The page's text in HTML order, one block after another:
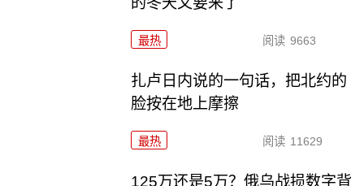
最热 阅读 9663
扎卢日内说的一句话，把北约的
脸按在地上摩擦
最热 阅读 11629
125万还是5万？俄乌战损数字背